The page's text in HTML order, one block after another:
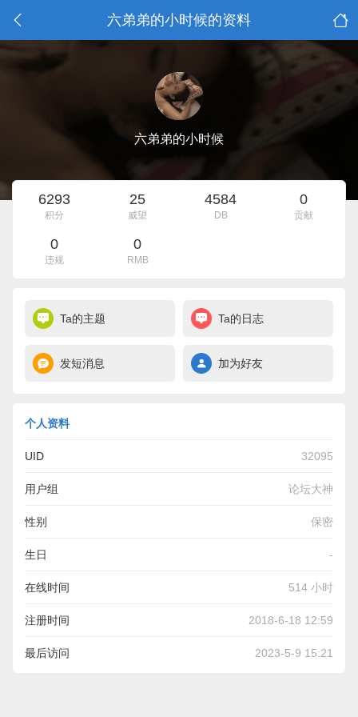
六弟弟的小时候的资料
六弟弟的小时候
6293
积分
25
威望
4584
DB
0
贡献
0
违规
0
RMB
Ta的主题 Ta的日志
发短消息 加为好友
个人资料
UID 32095
用户组 论坛大神
性别 保密
生日 -
在线时间 514 小时
注册时间 2018-6-18 12:59
最后访问 2023-5-9 15:21